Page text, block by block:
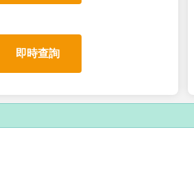
即時查詢